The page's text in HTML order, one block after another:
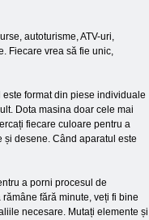
autoturisme, ATV-uri,
Fiecare vrea să fie unic,
format din piese individuale
Dota masina doar cele mai
fiecare culoare pentru a
desene. Când aparatul este
a porni procesul de
fără minute, veți fi bine
necesare. Mutați elemente și